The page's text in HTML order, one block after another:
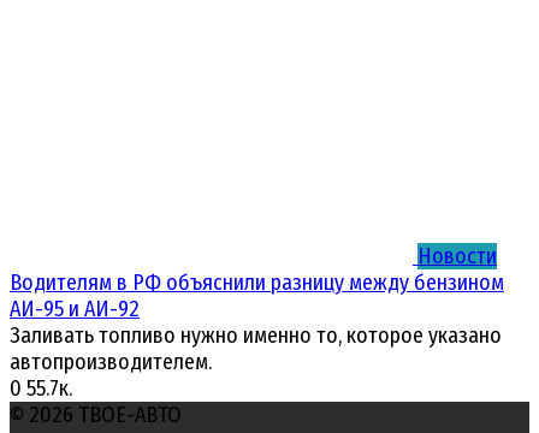
Новости
Водителям в РФ объяснили разницу между бензином
АИ-95 и АИ-92
Заливать топливо нужно именно то, которое указано
автопроизводителем.
0 55.7к.
© 2026 ТВОЕ-АВТО